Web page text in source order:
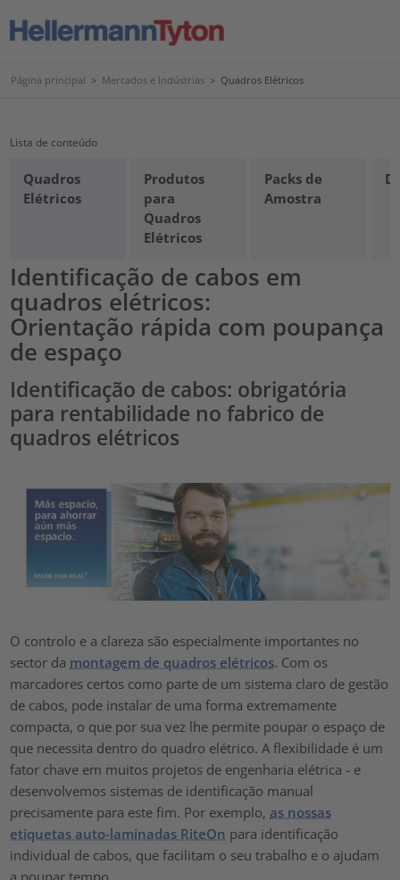
Página principal > Mercados e Indústrias > Quadros Elétricos
Lista de conteúdo
Quadros
Elétricos
Produtos
para
Quadros
Elétricos
Packs de
Amostra
Identificação de cabos em
quadros elétricos:
Orientação rápida com poupança
de espaço
Identificação de cabos: obrigatória
para rentabilidade no fabrico de
quadros elétricos
O controlo e a clareza são especialmente importantes no
sector da montagem de quadros elétricos. Com os
marcadores certos como parte de um sistema claro de gestão
de cabos, pode instalar de uma forma extremamente
compacta, o que por sua vez lhe permite poupar o espaço de
que necessita dentro do quadro elétrico. A flexibilidade é um
fator chave em muitos projetos de engenharia elétrica - e
desenvolvemos sistemas de identificação manual
precisamente para este fim. Por exemplo, as nossas
etiquetas auto-laminadas RiteOn para identificação
individual de cabos, que facilitam o seu trabalho e o ajudam
a poupar tempo.